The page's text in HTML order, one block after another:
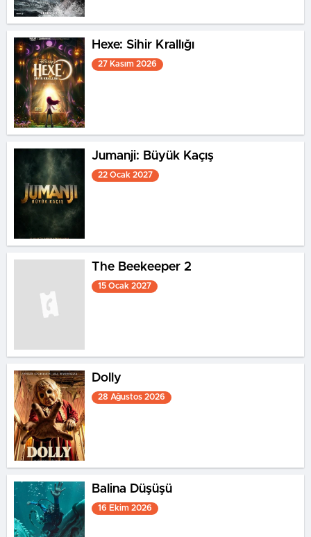
Hexe: Sihir Krallığı
27 Kasım 2026
Jumanji: Büyük Kaçış
22 Ocak 2027
The Beekeeper 2
15 Ocak 2027
Dolly
28 Ağustos 2026
Balina Düşüşü
16 Ekim 2026